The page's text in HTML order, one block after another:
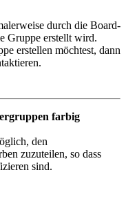
durch die Board-
Gruppe erstellt wird.
erstellen möchtest, dann
farbig
den
zuzuteilen, so dass
sind.